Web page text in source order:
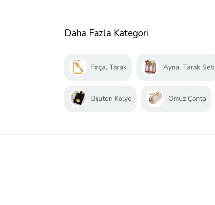
Daha Fazla Kategori
Fırça, Tarak Ayna, Tarak Seti
Bijuteri Kolye Omuz Çanta